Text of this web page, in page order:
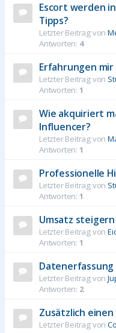
Escort werden
Tipps?
Letzter Beitrag von
Antworten: 4
Erfahrungen mir
Letzter Beitrag von
Antworten: 1
Wie akquiriert
Influencer?
Letzter Beitrag von
Antworten: 1
Professionelle
Letzter Beitrag von
Antworten: 1
Umsatz
Letzter Beitrag von
Antworten: 1
Letzter Beitrag von
Antworten: 2
Zusätzlich
Letzter Beitrag von